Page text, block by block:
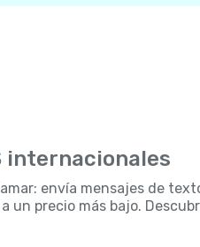
internacionales
envía mensajes de
un precio más bajo.